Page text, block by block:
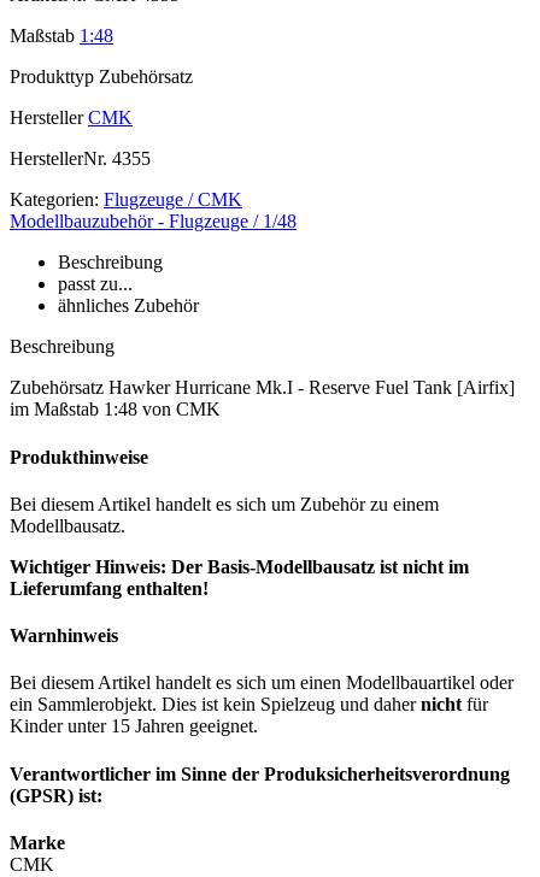
Maßstab 1:48
Produkttyp Zubehörsatz
Hersteller CMK
HerstellerNr. 4355
Kategorien: Flugzeuge / CMK
Modellbauzubehör - Flugzeuge / 1/48
Beschreibung
passt zu...
ähnliches Zubehör
Beschreibung
Zubehörsatz Hawker Hurricane Mk.I - Reserve Fuel Tank [Airfix]
im Maßstab 1:48 von CMK
Produkthinweise
Bei diesem Artikel handelt es sich um Zubehör zu einem
Modellbausatz.
Wichtiger Hinweis: Der Basis-Modellbausatz ist nicht im
Lieferumfang enthalten!
Warnhinweis
Bei diesem Artikel handelt es sich um einen Modellbauartikel oder
ein Sammlerobjekt. Dies ist kein Spielzeug und dahernicht für
Kinder unter 15 Jahren geeignet.
Verantwortlicher im Sinne der Produksicherheitsverordnung
(GPSR) ist:
Marke
CMK